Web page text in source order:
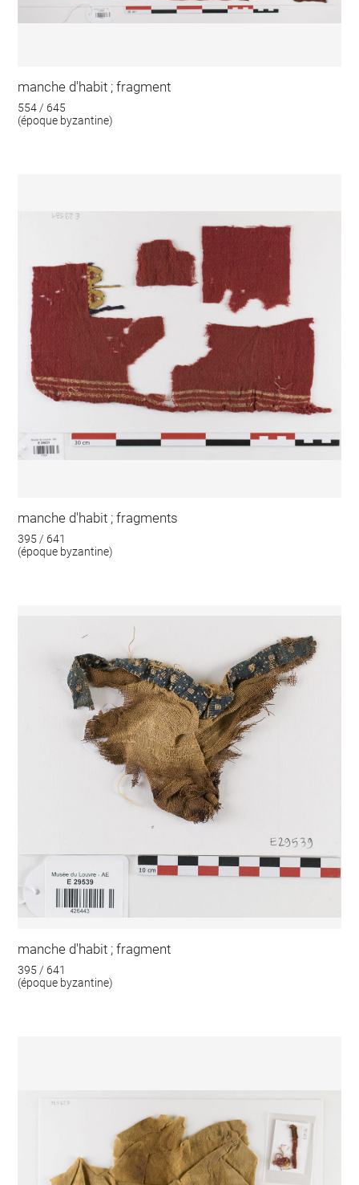
manche d'habit ; fragment
554 / 645
(époque byzantine)
manche d'habit ; fragments
395 / 641
(époque byzantine)
manche d'habit ; fragment
395 / 641
(époque byzantine)